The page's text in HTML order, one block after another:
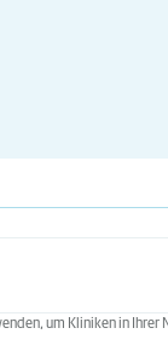
um Kliniken in Ihrer